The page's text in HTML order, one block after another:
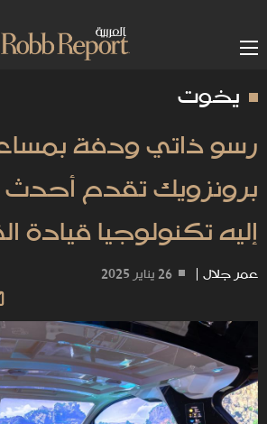
يخوت
رسو ذاتي ودفة
برونزويك تقدم
إليه تكنولوجيا قيادة
عمر جلال | 26 يناير 2025